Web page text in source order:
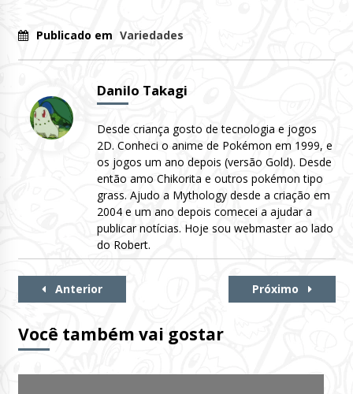
Publicado em Variedades
Danilo Takagi
Desde criança gosto de tecnologia e jogos
2D. Conheci o anime de Pokémon em 1999, e
os jogos um ano depois (versão Gold). Desde
então amo Chikorita e outros pokémon tipo
grass. Ajudo a Mythology desde a criação em
2004 e um ano depois comecei a ajudar a
publicar notícias. Hoje sou webmaster ao lado
do Robert.
Continue
Anterior Próximo
Você também vai gostar